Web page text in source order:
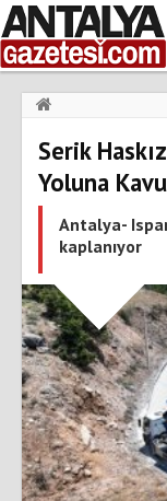
Serik Haskızılören
Serik
Yoluna
Antalya-
kaplanıyor